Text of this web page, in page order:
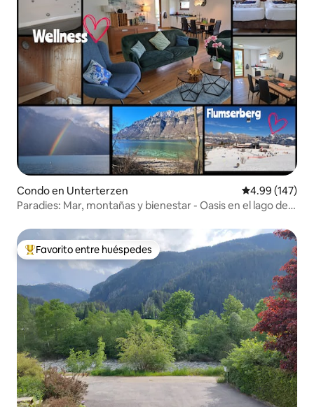
Condo en Unterterzen Calificación
4.99 (147)
Paradies: Mar, montañas y bienestar - Oasis en el lago de
Favorito entre huéspedes preferido
Favorito entre huéspedes